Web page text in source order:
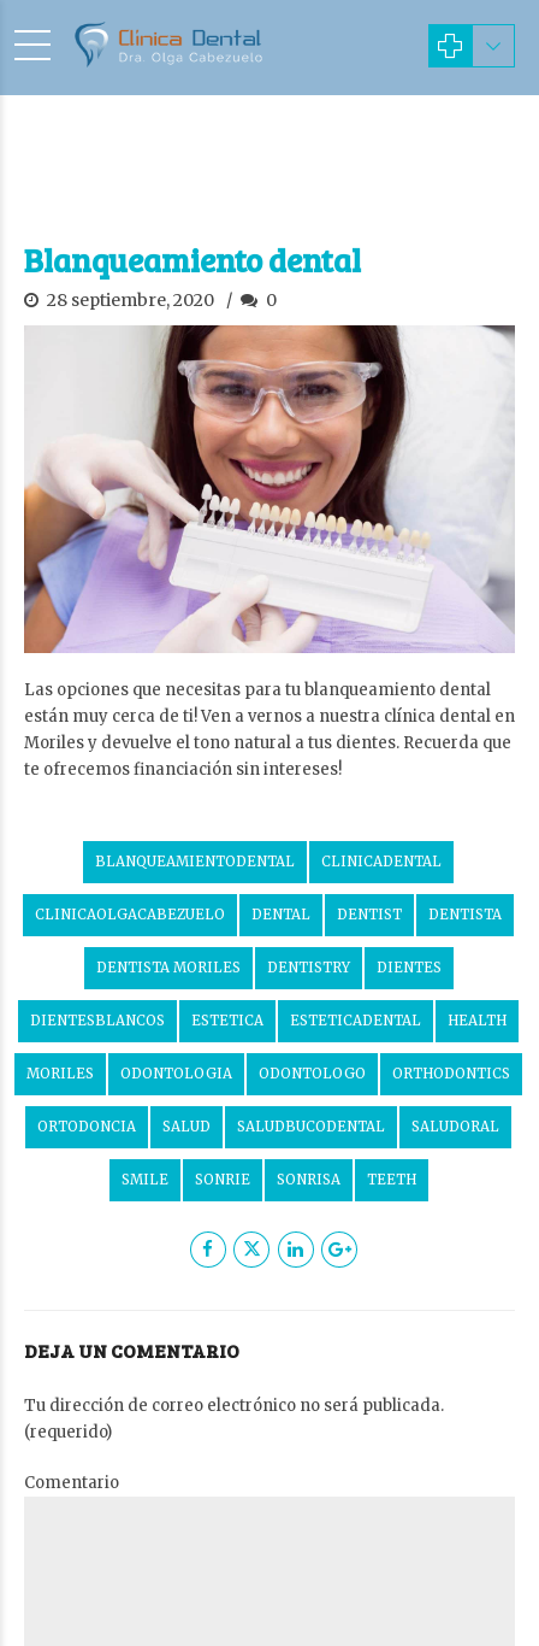
Blanqueamiento dental
28 septiembre, 2020 0
Las opciones que necesitas para tu blanqueamiento dental
están muy cerca de ti! Ven a vernos a nuestra clínica dental en
Moriles y devuelve el tono natural a tus dientes. Recuerda que
te ofrecemos financiación sin intereses!
BLANQUEAMIENTODENTAL CLINICADENTAL
CLINICAOLGACABEZUELO DENTAL DENTIST DENTISTA
DENTISTA MORILES DENTISTRY DIENTES
DIENTESBLANCOS ESTETICA ESTETICADENTAL HEALTH
MORILES ODONTOLOGIA ODONTOLOGO ORTHODONTICS
ORTODONCIA SALUD SALUDBUCODENTAL SALUDORAL
SMILE SONRIE SONRISA TEETH
DEJA UN COMENTARIO
Tu dirección de correo electrónico no será publicada.
(requerido)
Comentario